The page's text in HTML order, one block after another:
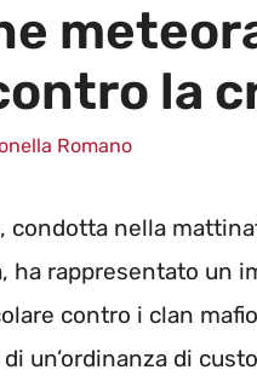
la
Romano
, condotta nella
ha rappresentato un
contro i clan
di un’ordinanza di